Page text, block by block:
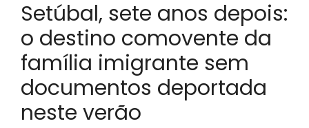
Setúbal, sete anos depois:
o destino comovente da
família imigrante sem
documentos deportada
neste verão